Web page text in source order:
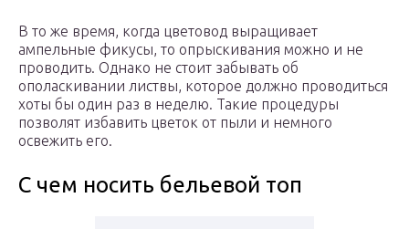
В то же время, когда цветовод выращивает
ампельные фикусы, то опрыскивания можно и не
проводить. Однако не стоит забывать об
ополаскивании листвы, которое должно проводиться
хоты бы один раз в неделю. Такие процедуры
позволят избавить цветок от пыли и немного
освежить его.
С чем носить бельевой топ